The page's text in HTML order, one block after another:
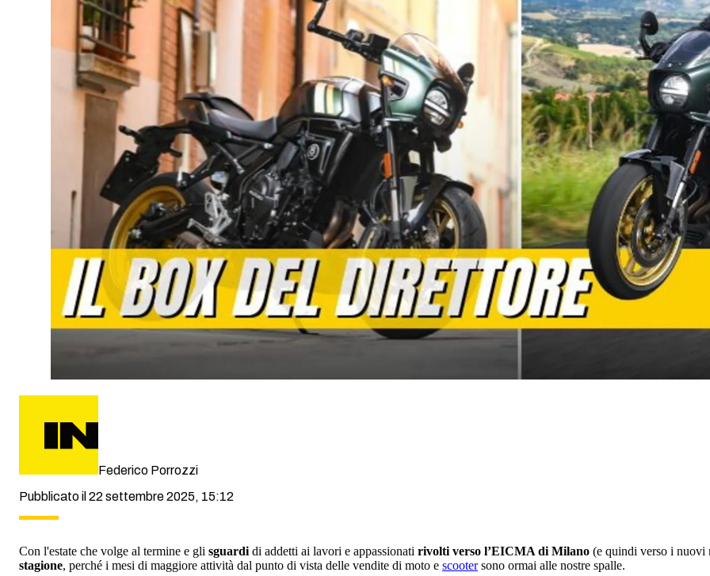
Federico Porrozzi
Pubblicato il 22 settembre 2025, 15:12
Con l'estate che volge al termine e gli sguardidi addetti ai lavori e appassionati rivolti verso l’EICMA di Milano (e quindi verso i nuovi
stagione, perché i mesi di maggiore attività dal punto di vista delle vendite di moto e scootersono ormai alle nostre spalle.